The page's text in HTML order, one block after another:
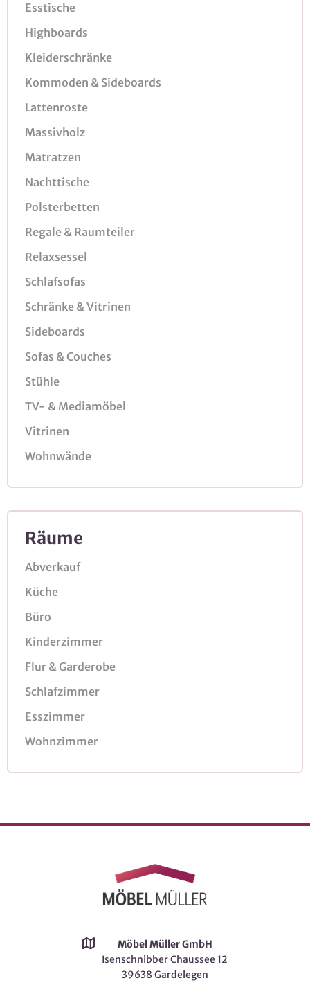
Esstische
Highboards
Kleiderschränke
Kommoden & Sideboards
Lattenroste
Massivholz
Matratzen
Nachttische
Polsterbetten
Regale & Raumteiler
Relaxsessel
Schlafsofas
Schränke & Vitrinen
Sideboards
Sofas & Couches
Stühle
TV- & Mediamöbel
Vitrinen
Wohnwände
Räume
Abverkauf
Küche
Büro
Kinderzimmer
Flur & Garderobe
Schlafzimmer
Esszimmer
Wohnzimmer
Möbel Müller GmbH
Isenschnibber Chaussee 12
39638 Gardelegen